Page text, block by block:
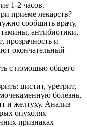
1-2 часов.
приеме лекарств?
сообщить врачу,
антибиотики,
прозрачность и
окончательный
с помощью общего
цистит, уретрит,
болезнь,
и желтуху. Анализ
опухолях
признаках